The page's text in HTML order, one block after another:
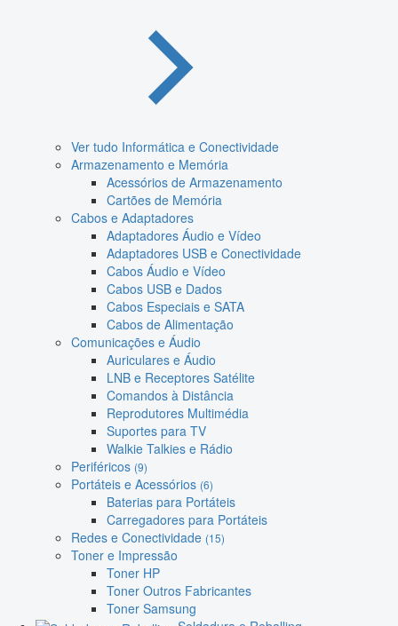
Ver tudo Informática e Conectividade
Armazenamento e Memória
Acessórios de Armazenamento
Cartões de Memória
Cabos e Adaptadores
Adaptadores Áudio e Vídeo
Adaptadores USB e Conectividade
Cabos Áudio e Vídeo
Cabos USB e Dados
Cabos Especiais e SATA
Cabos de Alimentação
Comunicações e Áudio
Auriculares e Áudio
LNB e Receptores Satélite
Comandos à Distância
Reprodutores Multimédia
Suportes para TV
Walkie Talkies e Rádio
Periféricos (9)
Portáteis e Acessórios (6)
Baterias para Portáteis
Carregadores para Portáteis
Redes e Conectividade (15)
Toner e Impressão
Toner HP
Toner Outros Fabricantes
Toner Samsung